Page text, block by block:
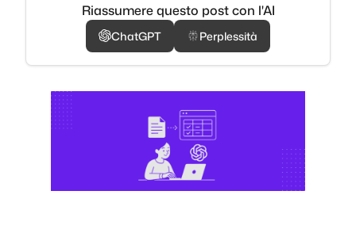
Riassumere questo post con l'AI
ChatGPT Perplessità